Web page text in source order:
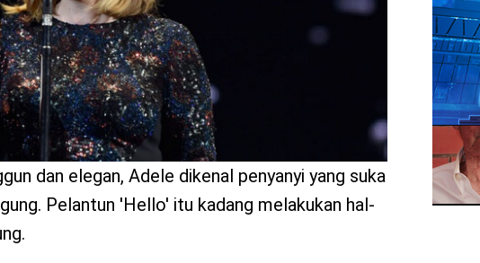
dan elegan, Adele dikenal penyanyi yang suka
Pelantun 'Hello' itu kadang melakukan hal-